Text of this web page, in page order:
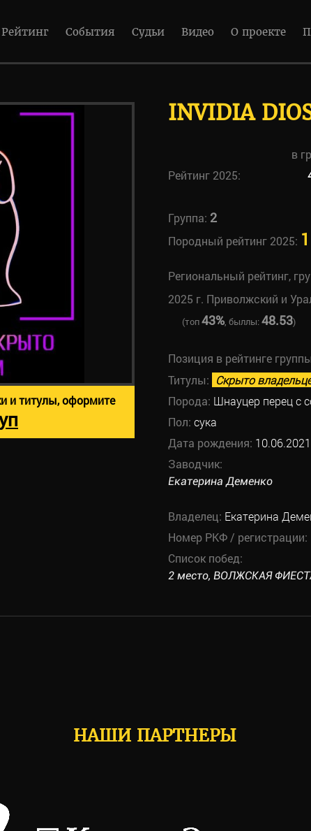
Рейтинг События Судьи Видео О проекте
INVIDIA
в
Рейтинг 2025:
Группа: 2
Породный рейтинг 2025:
Региональный рейтинг,
2025 г. Приволжский и
(топ43%, быллы:48.53)
Позиция в рейтинге
Титулы: Скрыто
Порода: Шнауцер перец с
Пол: сука
Дата рождения: 10.06.2021
Заводчик:
Екатерина Деменко
Владелец: Екатерина
Номер РКФ / регистрации:
Список побед:
2 место, ВОЛЖСКАЯ
и титулы, оформите
НАШИ ПАРТНЕРЫ